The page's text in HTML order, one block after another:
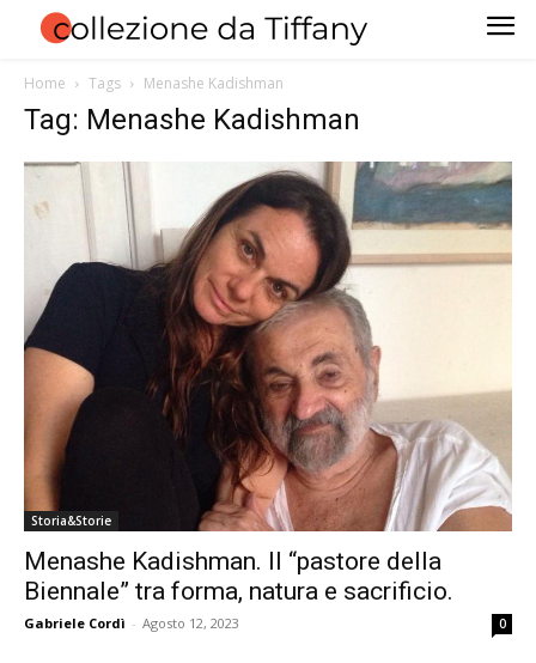
Home Tags Menashe Kadishman
Tag: Menashe Kadishman
Storia&Storie
Menashe Kadishman. Il “pastore della
Biennale” tra forma, natura e sacrificio.
Gabriele Cordì - Agosto 12, 2023 0